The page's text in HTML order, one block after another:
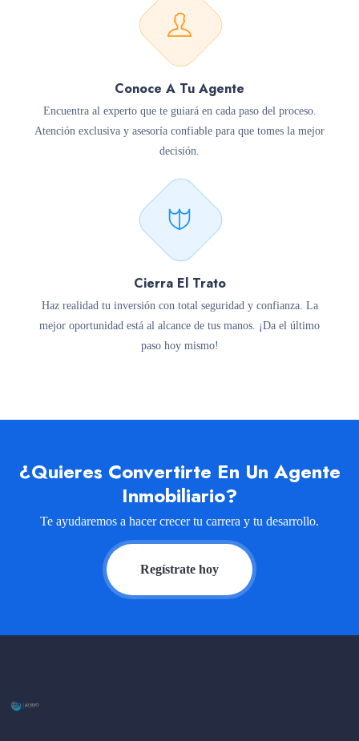
Conoce A Tu Agente
Encuentra al experto que te guiará en cada paso del proceso.
Atención exclusiva y asesoría confiable para que tomes la mejor
decisión.
Cierra El Trato
Haz realidad tu inversión con total seguridad y confianza. La
mejor oportunidad está al alcance de tus manos. ¡Da el último
paso hoy mismo!
¿Quieres Convertirte En Un Agente
Inmobiliario?
Te ayudaremos a hacer crecer tu carrera y tu desarrollo.
Regístrate hoy